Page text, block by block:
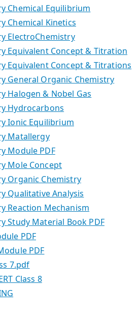
Chemical Equilibrium
Chemical Kinetics
ElectroChemistry
Equivalent Concept & Titration
Equivalent Concept & Titrations
General Organic Chemistry
Halogen & Nobel Gas
Hydrocarbons
Ionic Equilibrium
Matallergy
Module PDF
Mole Concept
Organic Chemistry
Qualitative Analysis
Reaction Mechanism
Study Material Book PDF
PDF
PDF
7.pdf
Class 8